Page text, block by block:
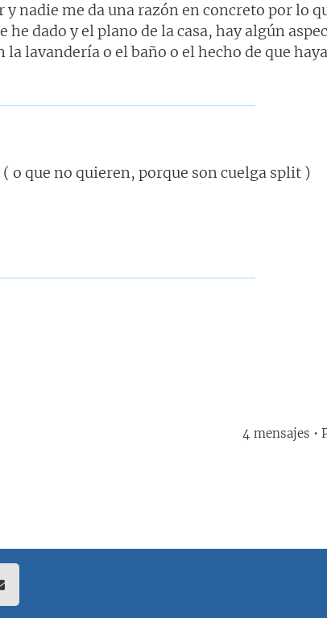
nadie me da una razón en concreto por lo
dado y el plano de la casa, hay algún
lavandería o el baño o el hecho de que
o que no quieren, porque son cuelga split )
4 mensajes •